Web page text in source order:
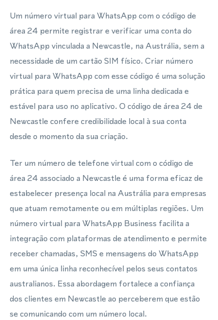
Um número virtual para WhatsApp com o código de
área 24 permite registrar e verificar uma conta do
WhatsApp vinculada a Newcastle, na Austrália, sem a
necessidade de um cartão SIM físico. Criar número
virtual para WhatsApp com esse código é uma solução
prática para quem precisa de uma linha dedicada e
estável para uso no aplicativo. O código de área 24 de
Newcastle confere credibilidade local à sua conta
desde o momento da sua criação.
Ter um número de telefone virtual com o código de
área 24 associado a Newcastle é uma forma eficaz de
estabelecer presença local na Austrália para empresas
que atuam remotamente ou em múltiplas regiões. Um
número virtual para WhatsApp Business facilita a
integração com plataformas de atendimento e permite
receber chamadas, SMS e mensagens do WhatsApp
em uma única linha reconhecível pelos seus contatos
australianos. Essa abordagem fortalece a confiança
dos clientes em Newcastle ao perceberem que estão
se comunicando com um número local.